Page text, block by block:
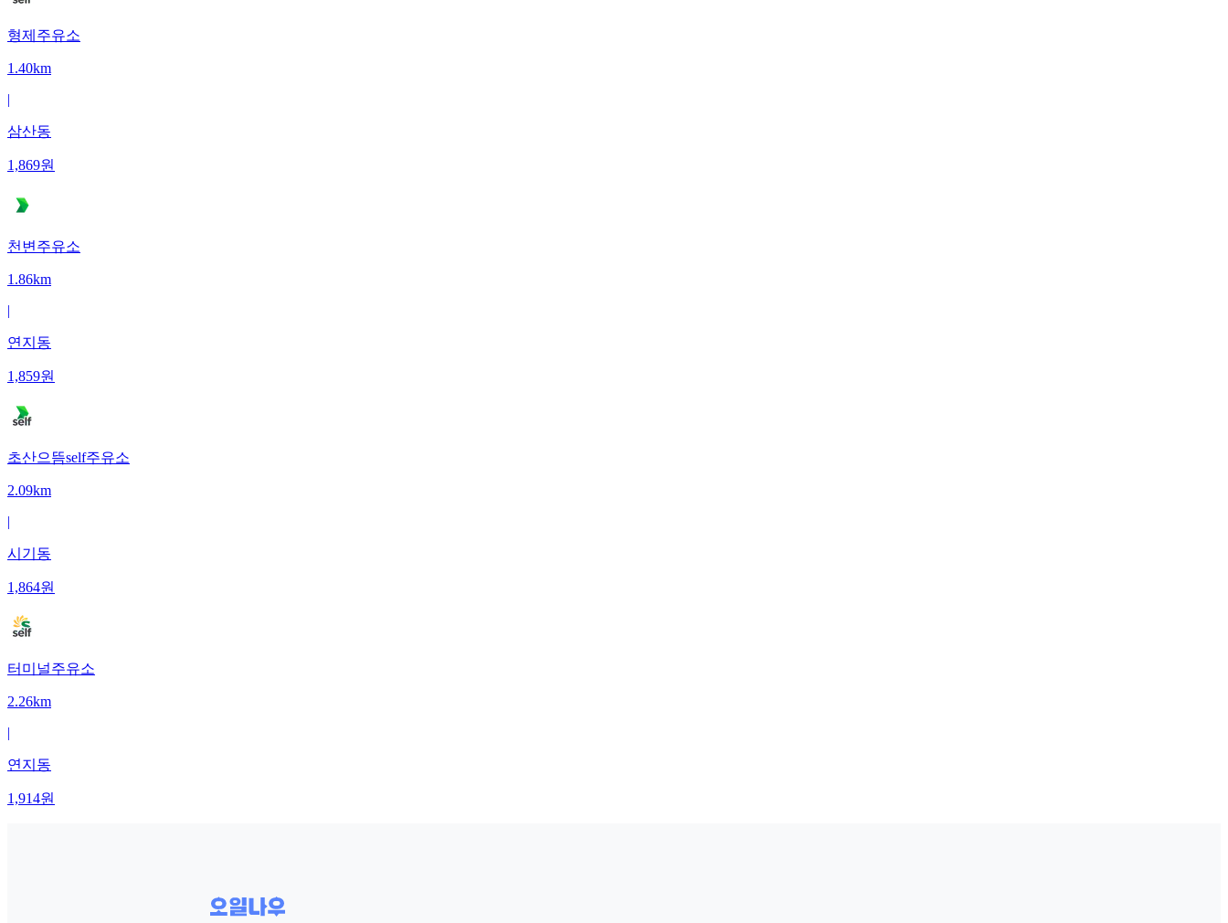
형제주유소
1.40km
|
삼산동
1,869원
천변주유소
1.86km
|
연지동
1,859원
초산으뜸self주유소
2.09km
|
시기동
1,864원
터미널주유소
2.26km
|
연지동
1,914원